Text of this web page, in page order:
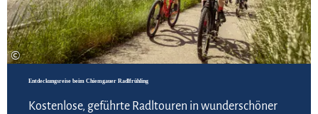
©
Entdeckungsreise beim Chiemgauer Radlfrühling
Kostenlose, geführte Radltouren in wunderschöner